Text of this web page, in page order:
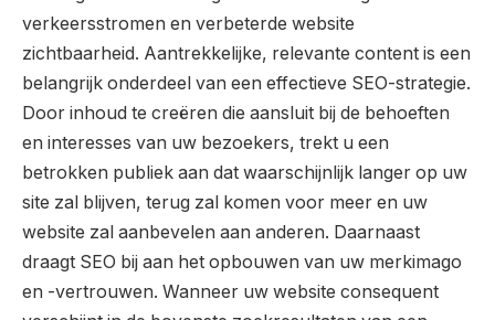
verkeersstromen en verbeterde website
zichtbaarheid. Aantrekkelijke, relevante content is een
belangrijk onderdeel van een effectieve SEO-strategie.
Door inhoud te creëren die aansluit bij de behoeften
en interesses van uw bezoekers, trekt u een
betrokken publiek aan dat waarschijnlijk langer op uw
site zal blijven, terug zal komen voor meer en uw
website zal aanbevelen aan anderen. Daarnaast
draagt SEO bij aan het opbouwen van uw merkimago
en -vertrouwen. Wanneer uw website consequent